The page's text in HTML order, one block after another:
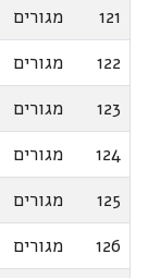
121
מגורים
122
מגורים
123
מגורים
124
מגורים
125
מגורים
126
מגורים